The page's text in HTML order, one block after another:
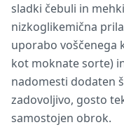
sladki čebuli in
nizkoglikemična
uporabo voščenega
kot moknate sorte)
nadomesti dodaten
zadovoljivo, gosto
samostojen obrok.